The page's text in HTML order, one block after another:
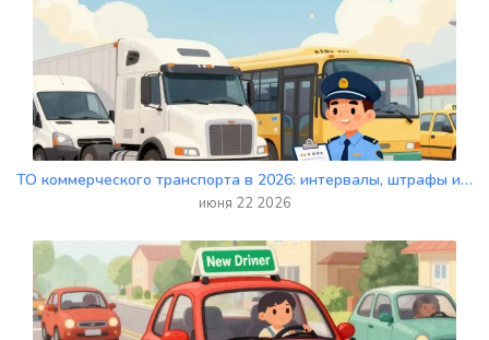
ТО коммерческого транспорта в 2026: интервалы, штрафы и регламенты для грузовиков и такси
июня 22 2026